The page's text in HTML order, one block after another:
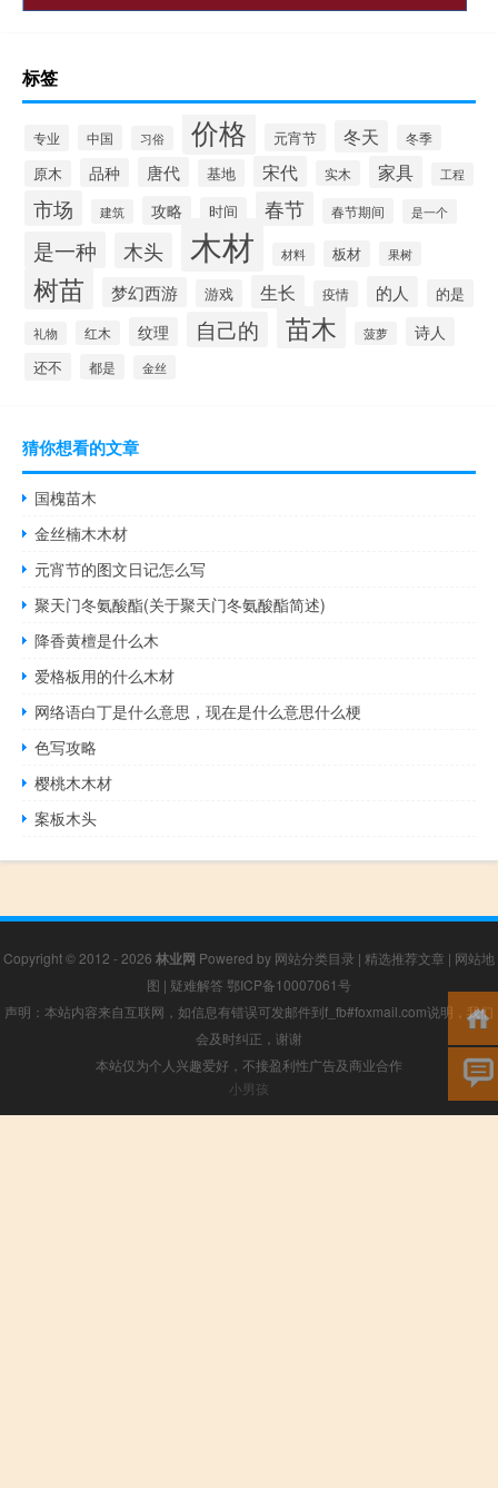
标签
专业 中国 习俗 价格 元宵节 冬天 冬季
原木 品种 唐代 基地 宋代 实木 家具 工程
市场 建筑 攻略 时间 春节 春节期间 是一个
是一种 木头 木材 材料 板材 果树
树苗 梦幻西游 游戏 生长 疫情 的人 的是
礼物 红木 纹理 自己的 苗木 菠萝 诗人
还不 都是 金丝
猜你想看的文章
国槐苗木
金丝楠木木材
元宵节的图文日记怎么写
聚天门冬氨酸酯(关于聚天门冬氨酸酯简述)
降香黄檀是什么木
爱格板用的什么木材
网络语白丁是什么意思，现在是什么意思什么梗
色写攻略
樱桃木木材
案板木头
Copyright © 2012 - 2026 林业网 Powered by 网站分类目录 | 精选推荐文章 | 网站地
图 | 疑难解答 鄂ICP备10007061号
声明：本站内容来自互联网，如信息有错误可发邮件到f_fb#foxmail.com说明，我们
会及时纠正，谢谢
本站仅为个人兴趣爱好，不接盈利性广告及商业合作
小男孩